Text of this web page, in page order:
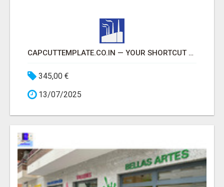
CAPCUTTEMPLATE.CO.IN — YOUR SHORTCUT TO VIRAL VIDEOS IN INDIA
345,00 €
13/07/2025